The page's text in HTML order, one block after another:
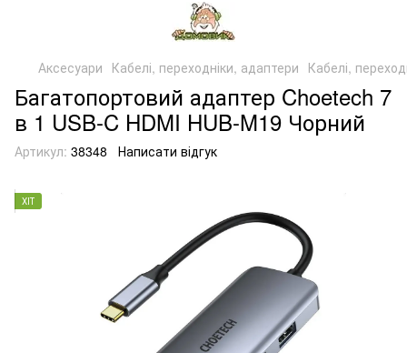
Аксесуари Кабелі, переходніки, адаптери Кабелі,
Багатопортовий адаптер Choetech 7
в 1 USB-C HDMI HUB-M19 Чорний
Артикул: 38348 Написати відгук
ХІТ